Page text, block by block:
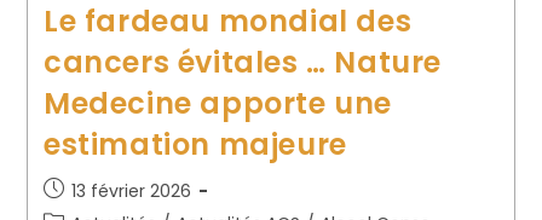
Le fardeau mondial des
cancers évitales … Nature
Medecine apporte une
estimation majeure
13 février 2026